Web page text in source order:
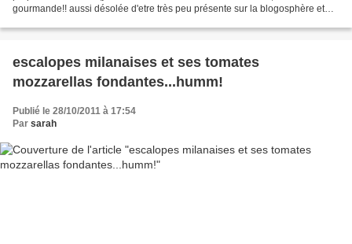
gourmande!! aussi désolée d'etre très peu présente sur la blogosphère et
escalopes milanaises et ses tomates
mozzarellas fondantes...humm!
Publié le 28/10/2011 à 17:54
Par sarah